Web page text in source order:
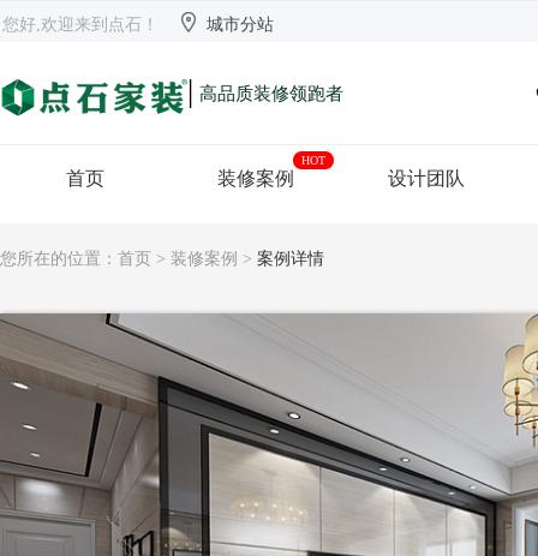
欢迎来到点石  长沙 【切换】
您好,欢迎来到点石！  城市分站
| 高品质装修领跑者
首页 装修案例
HOT
设计团队
您所在的位置： 首页 > 装修案例 > 案例详情